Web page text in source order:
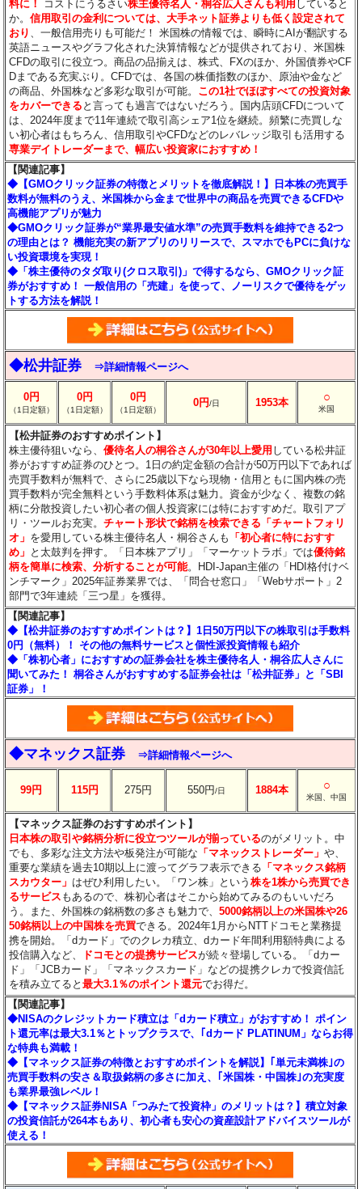
料に！ コストにうるさい株主優待名人・桐谷広人さんも利用 していると
か。信用取引の金利については、大手ネット証券よりも低く設定されて
おり 、一般信用売りも可能だ！ 米国株の情報では、瞬時にAIが翻訳する
英語ニュースやグラフ化された決算情報などが提供されており、米国株
CFDの取引に役立つ。商品の品揃えは、株式、FXのほか、外国債券やCF
Dまである充実ぶり。CFDでは、各国の株価指数のほか、原油や金など
の商品、外国株など多彩な取引が可能。 この1社でほぼすべての投資対象
をカバーできる と言っても過言ではないだろう。国内店頭CFDについて
は、2024年度まで11年連続で取引高シェア1位を継続。頻繁に売買しな
い初心者はもちろん、信用取引やCFDなどのレバレッジ取引も活用する
専業デイトレーダーまで、幅広い投資家におすすめ！
【関連記事】
◆【GMOクリック証券の特徴とメリットを徹底解説！】日本株の売買手
数料が無料のうえ、米国株から金まで世界中の商品を売買できるCFDや
高機能アプリが魅力
◆GMOクリック証券が“業界最安値水準”の売買手数料を維持できる2つ
の理由とは？ 機能充実の新アプリのリリースで、スマホでもPCに負けな
い投資環境を実現！
◆「株主優待のタダ取り(クロス取引)」で得するなら、GMOクリック証
券がおすすめ！ 一般信用の「売建」を使って、ノーリスクで優待をゲッ
トする方法を解説！
◆松井証券 ⇒詳細情報ページへ
0円
（1日定額）
0円
（1日定額）
0円
（1日定額）
0円/日 1953本 ○
米国
【松井証券のおすすめポイント】
株主優待狙いなら、優待名人の桐谷さんが30年以上愛用 している松井証
券がおすすめ証券のひとつ。1日の約定金額の合計が50万円以下であれば
売買手数料が無料で、さらに25歳以下なら現物・信用ともに国内株の売
買手数料が完全無料という手数料体系は魅力。資金が少なく、複数の銘
柄に分散投資したい初心者の個人投資家には特におすすめだ。取引アプ
リ・ツールお充実。チャート形状で銘柄を検索できる「チャートフォリ
オ」 を愛用している株主優待名人・桐谷さんも 「初心者に特におすす
め」 と太鼓判を押す。「日本株アプリ」「マーケットラボ」では優待銘
柄を簡単に検索、分析することが可能。HDI-Japan主催の「HDI格付けベ
ンチマーク」2025年証券業界では、「問合せ窓口」「Webサポート」2
部門で3年連続「三つ星」を獲得。
【関連記事】
◆【松井証券のおすすめポイントは？】1日50万円以下の株取引は手数料
0円（無料）！ その他の無料サービスと個性派投資情報も紹介
◆「株初心者」におすすめの証券会社を株主優待名人・桐谷広人さんに
聞いてみた！ 桐谷さんがおすすめする証券会社は「松井証券」と「SBI
証券」！
◆マネックス証券 ⇒詳細情報ページへ
99円 115円 275円 550円/日 1884本 ○
米国、中国
【マネックス証券のおすすめポイント】
日本株の取引や銘柄分析に役立つツールが揃っているのがメリット。中
でも、多彩な注文方法や板発注が可能な 「マネックストレーダー」や、
重要な業績を過去10期以上に渡ってグラフ表示できる 「マネックス銘柄
スカウター」 はぜひ利用したい。「ワン株」という株を1株から売買でき
るサービス もあるので、株初心者はそこから始めてみるのもいいだろ
う。また、外国株の銘柄数の多さも魅力で、5000銘柄以上の米国株や26
50銘柄以上の中国株を売買できる。2024年1月からNTTドコモと業務提
携を開始。「dカード」でのクレカ積立、dカード年間利用額特典による
投信購入など、
ドコモとの提携サービスが続々登場している。「dカー
ド」「JCBカード」「マネックスカード」などの提携クレカで投資信託
を積み立てると最大3.1％のポイント還元でお得だ。
【関連記事】
◆NISAのクレジットカード積立は「dカード積立」がおすすめ！ ポイン
ト還元率は最大3.1％とトップクラスで、｢dカード PLATINUM」ならお得
な特典も満載！
◆【マネックス証券の特徴とおすすめポイントを解説】｢単元未満株｣の
売買手数料の安さ＆取扱銘柄の多さに加え、｢米国株・中国株｣の充実度
も業界最強レベル！
◆【マネックス証券NISA「つみたて投資枠」のメリットは？】積立対象
の投資信託が264本もあり、初心者も安心の資産設計アドバイスツールが
使える！